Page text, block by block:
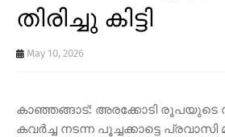
തിരിച്ചു കിട്ടി
May 10, 2026
കാഞ്ഞങ്ങാട്: അരക്കോടി
കവർച്ച നടന്ന പൂച്ചക്കാട്ടെ പ്രവാസി